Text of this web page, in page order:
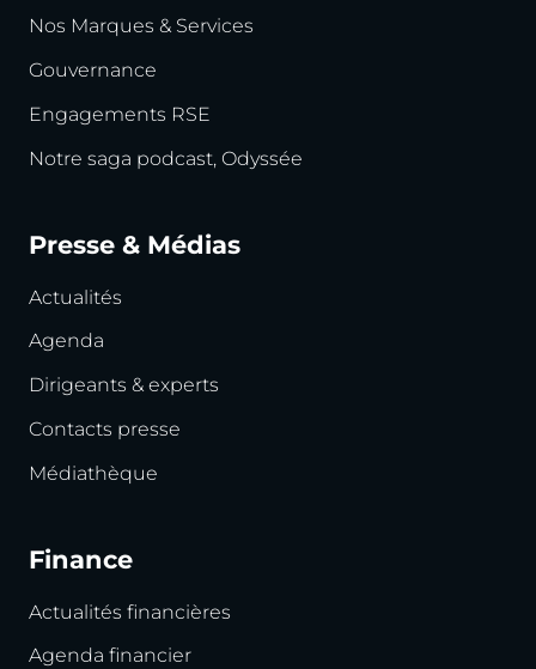
Nos Marques & Services
Gouvernance
Engagements RSE
Notre saga podcast, Odyssée
Presse & Médias
Actualités
Agenda
Dirigeants & experts
Contacts presse
Médiathèque
Finance
Actualités financières
Agenda financier